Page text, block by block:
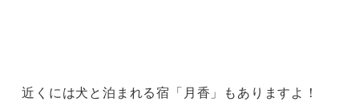
近くには犬と泊まれる宿「月香」もありますよ！